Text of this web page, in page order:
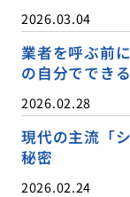
2026.03.04
業者を呼ぶ前
の自分ででき
2026.02.28
現代の主流「
秘密
2026.02.24